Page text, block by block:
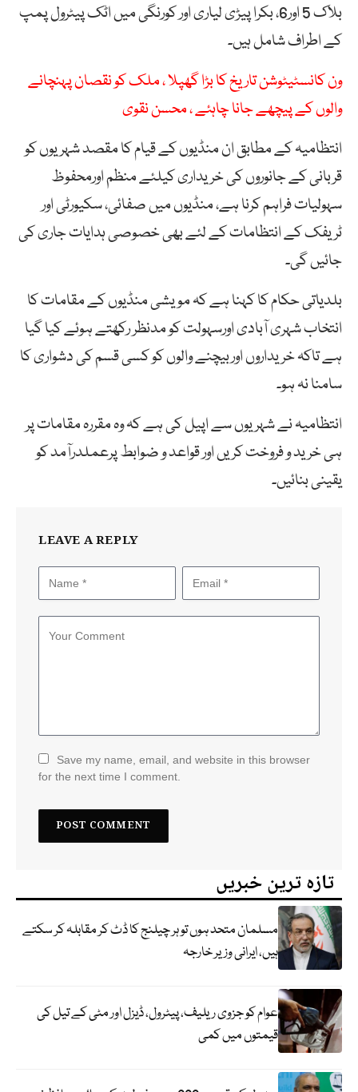
بلاک 5 اور6، بکرا پیڑی لیاری اور کورنگی میں اٹک پیٹرول پمپ
کے اطراف شامل ہیں۔
ون کانسٹیٹوشن تاریخ کا بڑا گھپلا ، ملک کو نقصان پہنچانے
والوں کے پیچھے جانا چاہئے ، محسن نقوی
انتظامیہ کے مطابق ان منڈیوں کے قیام کا مقصد شہریوں کو
قربانی کے جانوروں کی خریداری کیلئے منظم اورمحفوظ
سہولیات فراہم کرنا ہے، منڈیوں میں صفائی، سکیورٹی اور
ٹریفک کے انتظامات کے لئے بھی خصوصی ہدایات جاری کی
جائیں گی۔
بلدیاتی حکام کا کہنا ہے کہ مویشی منڈیوں کے مقامات کا
انتخاب شہری آبادی اورسہولت کو مدنظر رکھتے ہوئے کیا گیا
ہے تاکہ خریداروں اوربیچنے والوں کو کسی قسم کی دشواری کا
سامنا نہ ہو۔
انتظامیہ نے شہریوں سے اپیل کی ہے کہ وہ مقررہ مقامات پر
ہی خرید و فروخت کریں اور قواعد و ضوابط پرعملدرآمد کو
یقینی بنائیں۔
LEAVE A REPLY
Save my name, email, and website in this browser
for the next time I comment.
تازہ ترین خبریں
مسلمان متحد ہوں تو ہر چیلنج کا ڈٹ کر مقابلہ کر سکتے
ہیں، ایرانی وزیر خارجہ
عوام کو جزوی ریلیف، پیٹرول، ڈیزل اور مٹی کے تیل کی
قیمتوں میں کمی